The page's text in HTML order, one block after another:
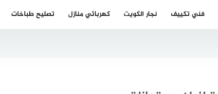
فني تكييف نجار الكويت كهربائي منازل تصليح طباخات